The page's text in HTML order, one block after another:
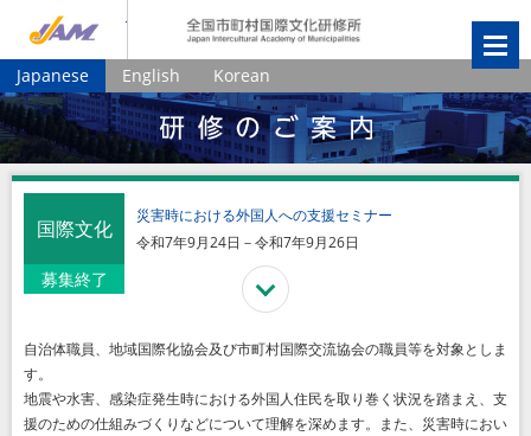
Japanese English Korean
災害時における外国人への支援セミナー
令和7年9月24日－令和7年9月26日
国際文化
募集終了
自治体職員、地域国際化協会及び市町村国際交流協会の職員等を対象としま
す。
地震や水害、感染症発生時における外国人住民を取り巻く状況を踏まえ、支
援のための仕組みづくりなどについて理解を深めます。また、災害時におい